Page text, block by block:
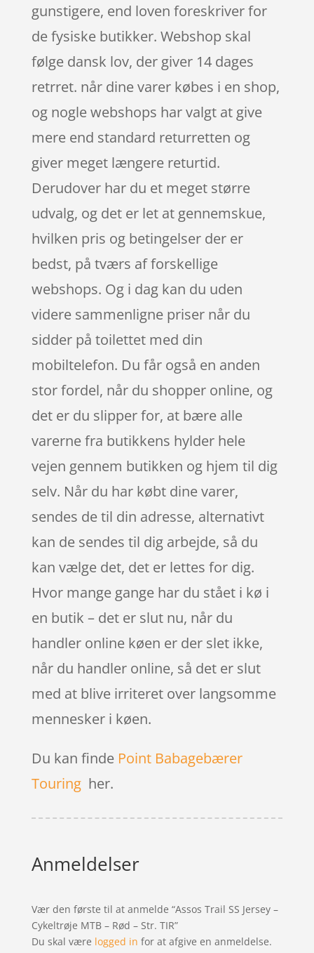
gunstigere, end loven foreskriver for
de fysiske butikker. Webshop skal
følge dansk lov, der giver 14 dages
retrret. når dine varer købes i en shop,
og nogle webshops har valgt at give
mere end standard returretten og
giver meget længere returtid.
Derudover har du et meget større
udvalg, og det er let at gennemskue,
hvilken pris og betingelser der er
bedst, på tværs af forskellige
webshops. Og i dag kan du uden
videre sammenligne priser når du
sidder på toilettet med din
mobiltelefon. Du får også en anden
stor fordel, når du shopper online, og
det er du slipper for, at bære alle
varerne fra butikkens hylder hele
vejen gennem butikken og hjem til dig
selv. Når du har købt dine varer,
sendes de til din adresse, alternativt
kan de sendes til dig arbejde, så du
kan vælge det, det er lettes for dig.
Hvor mange gange har du stået i kø i
en butik – det er slut nu, når du
handler online køen er der slet ikke,
når du handler online, så det er slut
med at blive irriteret over langsomme
mennesker i køen.
Du kan finde Point Babagebærer
Touringher.
Anmeldelser
Vær den første til at anmelde “Assos Trail SS Jersey –
Cykeltrøje MTB – Rød – Str. TIR”
Du skal være logged in for at afgive en anmeldelse.